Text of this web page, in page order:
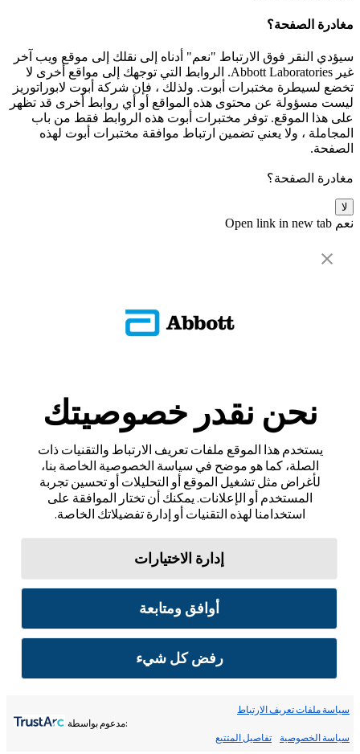
مغادرة الصفحة؟
سيؤدي النقر فوق الارتباط "نعم" أدناه إلى نقلك إلى موقع ويب آخر
غير Abbott Laboratories. الروابط التي توجهك إلى مواقع أخرى لا
تخضع لسيطرة مختبرات أبوت. ولذلك ، فإن شركة أبوت لابوراتوريز
ليست مسؤولة عن محتوى هذه المواقع أو أي روابط أخرى قد تظهر
على هذا الموقع. توفر مختبرات أبوت هذه الروابط فقط من باب
المجاملة ، ولا يعني تضمين ارتباط موافقة مختبرات أبوت لهذه
الصفحة.
مغادرة الصفحة؟
لا
نعم Open link in new tab
نحن نقدر خصوصيتك
يستخدم هذا الموقع ملفات تعريف الارتباط والتقنيات ذات
الصلة، كما هو موضح في سياسة الخصوصية الخاصة بنا،
لأغراض مثل تشغيل الموقع أو التحليلات أو تحسين تجربة
المستخدم أو الإعلانات. يمكنك أن تختار الموافقة على
استخدامنا لهذه التقنيات أو إدارة تفضيلاتك الخاصة.
إدارة الاختيارات
أوافق ومتابعة
رفض كل شيء
سياسة ملفات تعريف الارتباط
سياسة الخصوصية تفاصيل المتتبع
:مدعوم بواسطة